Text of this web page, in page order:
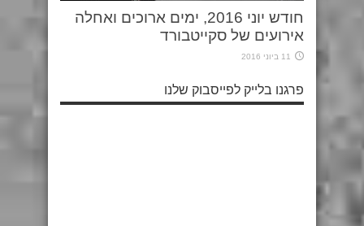
חודש יוני 2016, ימים ארוכים ואחלה
אירועים של סקייטבורד
11 ביוני 2016
פרגנו בלייק לפייסבוק שלנו